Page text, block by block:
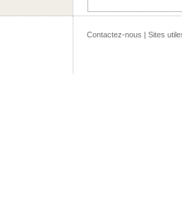
Contactez-nous | Sites